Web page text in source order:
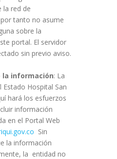
la red de
tanto no asume
sobre la
portal. El servidor
sin previo aviso.
la información: La
Estado Hospital San
hará los esfuerzos
información
en el Portal Web
Sin
la información
la entidad no